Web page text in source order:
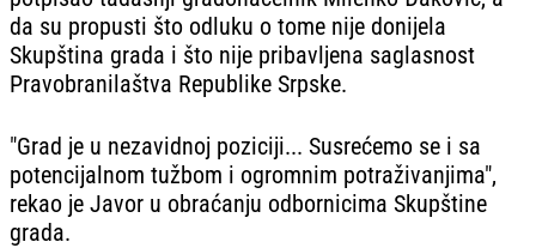
da su propusti što odluku o tome nije donijela
Skupština grada i što nije pribavljena saglasnost
Pravobranilaštva Republike Srpske.
"Grad je u nezavidnoj poziciji... Susrećemo se i sa
potencijalnom tužbom i ogromnim potraživanjima",
rekao je Javor u obraćanju odbornicima Skupštine
grada.